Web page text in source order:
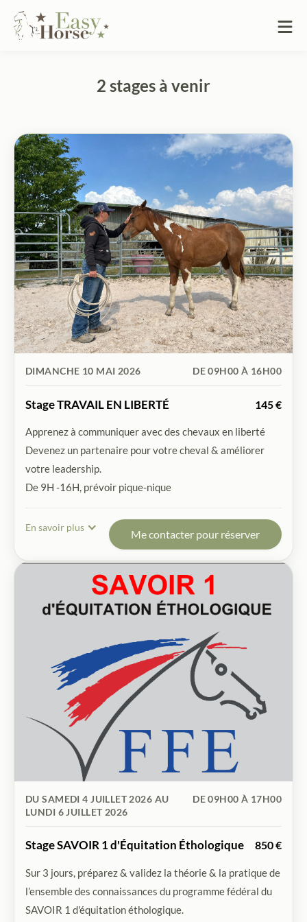
2 stages à venir
DIMANCHE 10 MAI 2026 DE 09H00 À 16H00
Stage TRAVAIL EN LIBERTÉ 145 €
Apprenez à communiquer avec des chevaux en liberté
Devenez un partenaire pour votre cheval & améliorer
votre leadership.
De 9H -16H, prévoir pique-nique
En savoir plus
Me contacter pour réserver
DU SAMEDI 4 JUILLET 2026 AU
LUNDI 6 JUILLET 2026
DE 09H00 À 17H00
Stage SAVOIR 1 d'Équitation Éthologique 850 €
Sur 3 jours, préparez & validez la théorie & la pratique de
l’ensemble des connaissances du programme fédéral du
SAVOIR 1 d'équitation éthologique.